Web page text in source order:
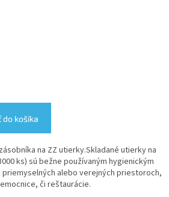
do košíka
na ZZ utierky.Skladané utierky na
ks) sú bežne používaným hygienickým
alebo verejných priestoroch,
či reštaurácie.